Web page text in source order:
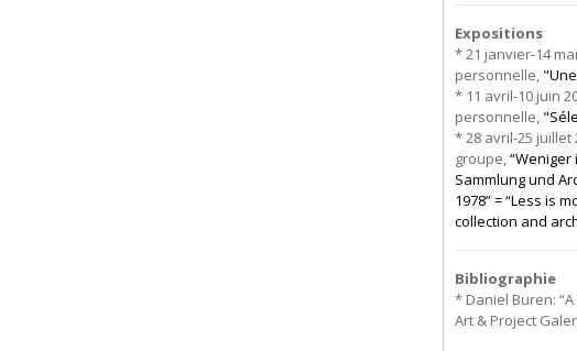
Expositions
* 21 janvier-14
personnelle,
* 11 avril-10 juin
personnelle,
* 28 avril-25 juillet
groupe,
Sammlung und
1978” = “Less is
collection and
Bibliographie
* Daniel Buren:
Art & Project